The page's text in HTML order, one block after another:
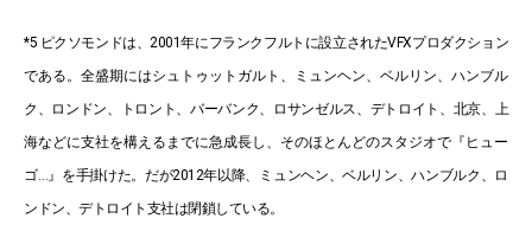
*5 ピクソモンドは、2001年にフランクフルトに設立されたVFXプロダクション
である。全盛期にはシュトゥットガルト、ミュンヘン、ベルリン、ハンブル
ク、ロンドン、トロント、バーバンク、ロサンゼルス、デトロイト、北京、上
海などに支社を構えるまでに急成長し、そのほとんどのスタジオで『ヒュー
ゴ…』を手掛けた。だが2012年以降、ミュンヘン、ベルリン、ハンブルク、ロ
ンドン、デトロイト支社は閉鎖している。